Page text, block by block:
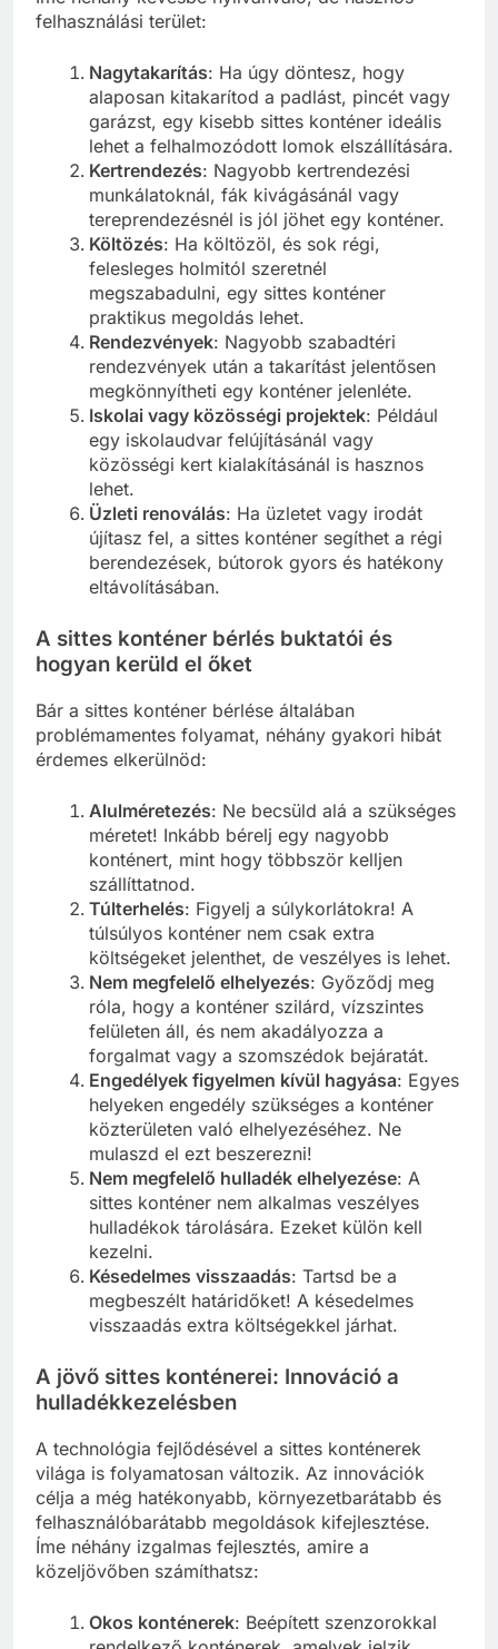
felhasználási terület:
Nagytakarítás: Ha úgy döntesz, hogy
alaposan kitakarítod a padlást, pincét vagy
garázst, egy kisebb sittes konténer ideális
lehet a felhalmozódott lomok elszállítására.
Kertrendezés: Nagyobb kertrendezési
munkálatoknál, fák kivágásánál vagy
tereprendezésnél is jól jöhet egy konténer.
Költözés: Ha költözöl, és sok régi,
felesleges holmitól szeretnél
megszabadulni, egy sittes konténer
praktikus megoldás lehet.
Rendezvények: Nagyobb szabadtéri
rendezvények után a takarítást jelentősen
megkönnyítheti egy konténer jelenléte.
Iskolai vagy közösségi projektek: Például
egy iskolaudvar felújításánál vagy
közösségi kert kialakításánál is hasznos
lehet.
Üzleti renoválás: Ha üzletet vagy irodát
újítasz fel, a sittes konténer segíthet a régi
berendezések, bútorok gyors és hatékony
eltávolításában.
A sittes konténer bérlés buktatói és
hogyan kerüld el őket
Bár a sittes konténer bérlése általában
problémamentes folyamat, néhány gyakori hibát
érdemes elkerülnöd:
Alulméretezés: Ne becsüld alá a szükséges
méretet! Inkább bérelj egy nagyobb
konténert, mint hogy többször kelljen
szállíttatnod.
Túlterhelés: Figyelj a súlykorlátokra! A
túlsúlyos konténer nem csak extra
költségeket jelenthet, de veszélyes is lehet.
Nem megfelelő elhelyezés: Győződj meg
róla, hogy a konténer szilárd, vízszintes
felületen áll, és nem akadályozza a
forgalmat vagy a szomszédok bejáratát.
Engedélyek figyelmen kívül hagyása: Egyes
helyeken engedély szükséges a konténer
közterületen való elhelyezéséhez. Ne
mulaszd el ezt beszerezni!
Nem megfelelő hulladék elhelyezése: A
sittes konténer nem alkalmas veszélyes
hulladékok tárolására. Ezeket külön kell
kezelni.
Késedelmes visszaadás: Tartsd be a
megbeszélt határidőket! A késedelmes
visszaadás extra költségekkel járhat.
A jövő sittes konténerei: Innováció a
hulladékkezelésben
A technológia fejlődésével a sittes konténerek
világa is folyamatosan változik. Az innovációk
célja a még hatékonyabb, környezetbarátabb és
felhasználóbarátabb megoldások kifejlesztése.
Íme néhány izgalmas fejlesztés, amire a
közeljövőben számíthatsz:
Okos konténerek: Beépített szenzorokkal